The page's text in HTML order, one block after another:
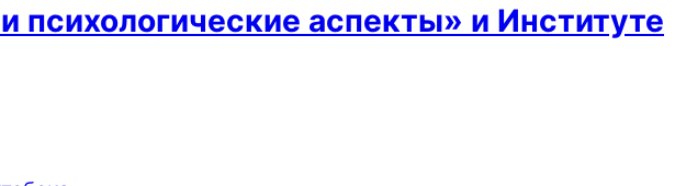
аспекты» и Институте